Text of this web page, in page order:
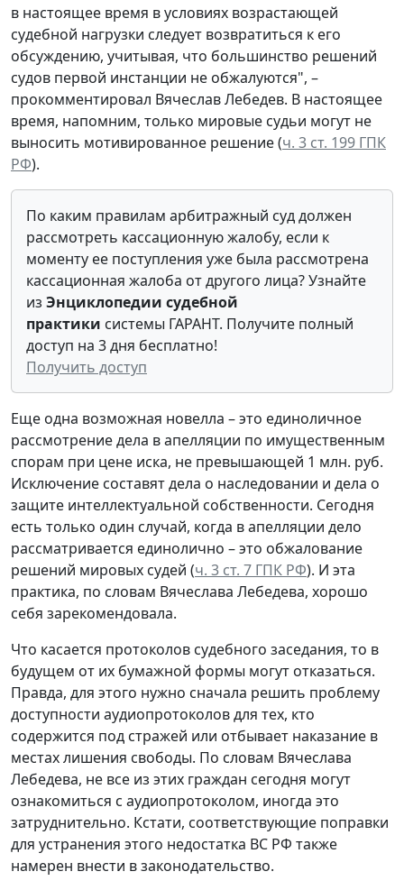
в настоящее время в условиях возрастающей
судебной нагрузки следует возвратиться к его
обсуждению, учитывая, что большинство решений
судов первой инстанции не обжалуются", –
прокомментировал Вячеслав Лебедев. В настоящее
время, напомним, только мировые судьи могут не
выносить мотивированное решение (ч. 3 ст. 199 ГПК
РФ).
По каким правилам арбитражный суд должен
рассмотреть кассационную жалобу, если к
моменту ее поступления уже была рассмотрена
кассационная жалоба от другого лица? Узнайте
из Энциклопедии судебной
практики системы ГАРАНТ. Получите полный
доступ на 3 дня бесплатно!
Получить доступ
Еще одна возможная новелла – это единоличное
рассмотрение дела в апелляции по имущественным
спорам при цене иска, не превышающей 1 млн. руб.
Исключение составят дела о наследовании и дела о
защите интеллектуальной собственности. Сегодня
есть только один случай, когда в апелляции дело
рассматривается единолично – это обжалование
решений мировых судей (ч. 3 ст. 7 ГПК РФ). И эта
практика, по словам Вячеслава Лебедева, хорошо
себя зарекомендовала.
Что касается протоколов судебного заседания, то в
будущем от их бумажной формы могут отказаться.
Правда, для этого нужно сначала решить проблему
доступности аудиопротоколов для тех, кто
содержится под стражей или отбывает наказание в
местах лишения свободы. По словам Вячеслава
Лебедева, не все из этих граждан сегодня могут
ознакомиться с аудиопротоколом, иногда это
затруднительно. Кстати, соответствующие поправки
для устранения этого недостатка ВС РФ также
намерен внести в законодательство.